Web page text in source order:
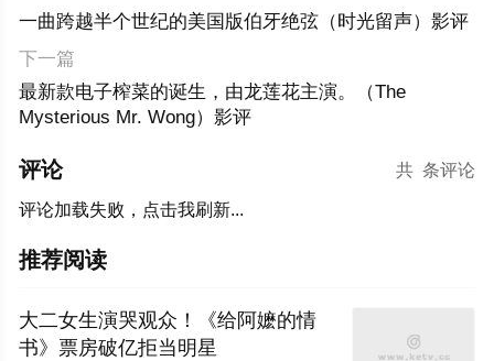
一曲跨越半个世纪的美国版伯牙绝弦（时光留声）影评
下一篇
最新款电子榨菜的诞生，由龙莲花主演。（The
Mysterious Mr. Wong）影评
共 条评论
评论
评论加载失败，点击我刷新...
推荐阅读
大二女生演哭观众！《给阿嬷的情
书》票房破亿拒当明星